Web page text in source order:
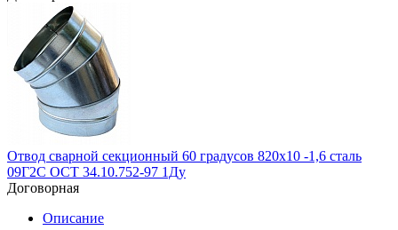
Отвод сварной секционный 60 градусов 820х10 -1,6 сталь
09Г2С ОСТ 34.10.752-97 1Ду
Договорная
Описание